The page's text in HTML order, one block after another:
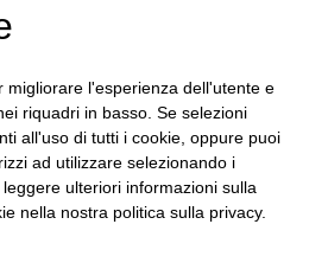
migliorare l'esperienza dell'utente e
riquadri in basso. Se selezioni
all'uso di tutti i cookie, oppure puoi
ad utilizzare selezionando i
ulteriori informazioni sulla
nella nostra politica sulla privacy.